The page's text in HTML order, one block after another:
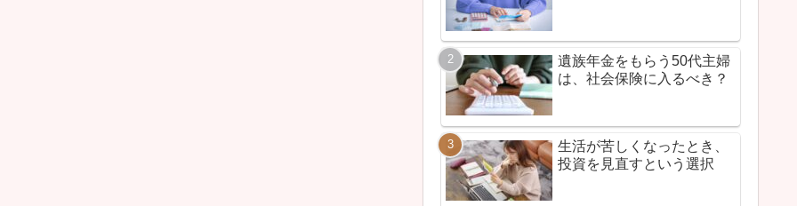
遺族年金をもらう50代主婦
は、社会保険に入るべき？
生活が苦しくなったとき、
投資を見直すという選択